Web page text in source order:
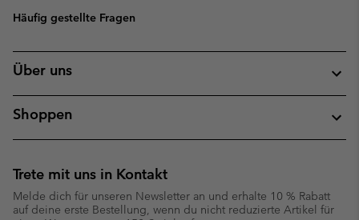
Häufig gestellte Fragen
Über uns
Shoppen
Trete mit uns in Kontakt
Melde dich für unseren Newsletter an und erhalte 10 % Rabatt
auf deine erste Bestellung, wenn du nicht reduzierte Artikel für